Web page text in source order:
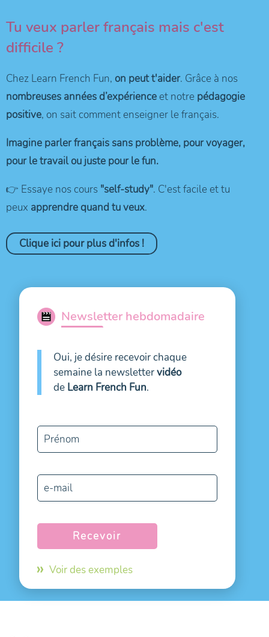
Tu veux parler français mais c'est
difficile ?
Chez Learn French Fun, on peut t'aider. Grâce à nos
nombreuses années d’expérience et notre pédagogie
positive, on sait comment enseigner le français.
Imagine parler français sans problème, pour voyager,
pour le travail ou juste pour le fun.
👉 Essaye nos cours "self-study". C'est facile et tu
peux apprendre quand tu veux.
Clique ici pour plus d'infos !
Newsletter hebdomadaire
Oui, je désire recevoir chaque
semaine la newslettervidéo
de Learn French Fun.
Prénom
e-mail
Voir des exemples